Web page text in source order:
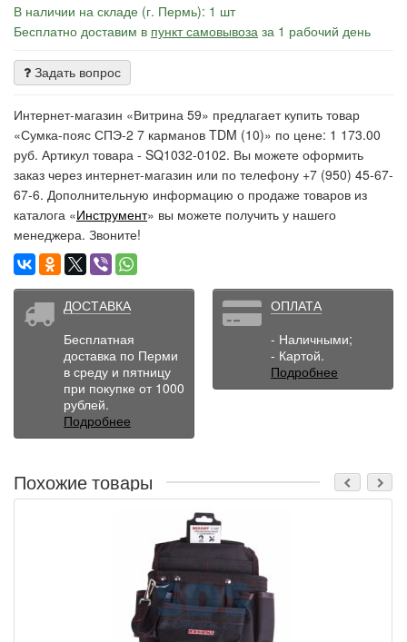
В наличии на складе (г. Пермь): 1 шт
Бесплатно доставим в пункт самовывоза за 1 рабочий день
Задать вопрос
Интернет-магазин «Витрина 59» предлагает купить товар
«Сумка-пояс СПЭ-2 7 карманов TDM (10)» по цене: 1 173.00
руб. Артикул товара - SQ1032-0102. Вы можете оформить
заказ через интернет-магазин или по телефону +7 (950) 45-67-
67-6. Дополнительную информацию о продаже товаров из
каталога «Инструмент» вы можете получить у нашего
менеджера. Звоните!
ДОСТАВКА
Бесплатная
доставка по Перми
в среду и пятницу
при покупке от 1000
рублей.
Подробнее
ОПЛАТА
- Наличными;
- Картой.
Подробнее
Похожие товары